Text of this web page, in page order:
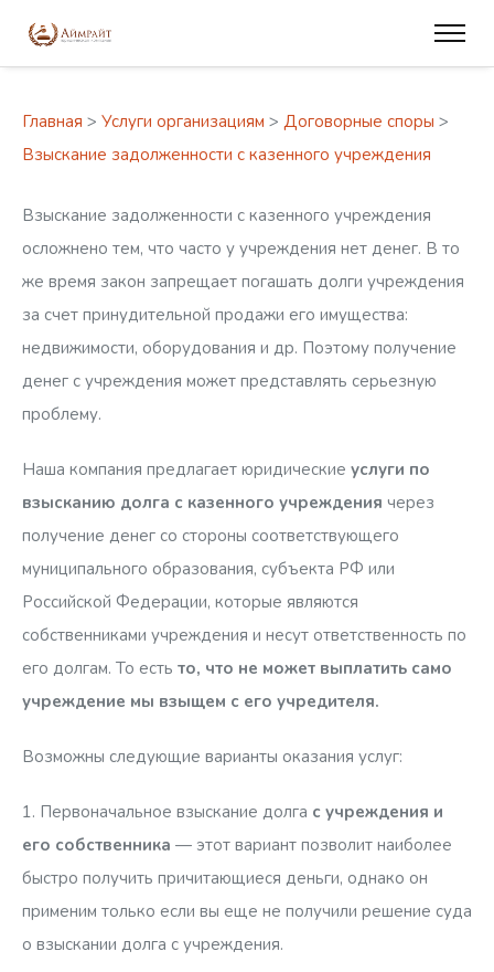
Главная > Услуги организациям > Договорные споры >
Взыскание задолженности с казенного учреждения
Взыскание задолженности с казенного учреждения
осложнено тем, что часто у учреждения нет денег. В то
же время закон запрещает погашать долги учреждения
за счет принудительной продажи его имущества:
недвижимости, оборудования и др. Поэтому получение
денег с учреждения может представлять серьезную
проблему.
Наша компания предлагает юридические услуги по
взысканию долга с казенного учреждения через
получение денег со стороны соответствующего
муниципального образования, субъекта РФ или
Российской Федерации, которые являются
собственниками учреждения и несут ответственность по
его долгам. То есть то, что не может выплатить само
учреждение мы взыщем с его учредителя.
Возможны следующие варианты оказания услуг:
1. Первоначальное взыскание долга с учреждения и
его собственника — этот вариант позволит наиболее
быстро получить причитающиеся деньги, однако он
применим только если вы еще не получили решение суда
о взыскании долга с учреждения.